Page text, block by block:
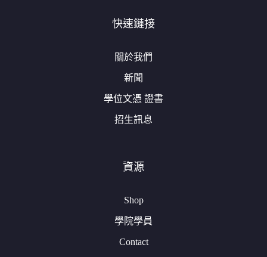
快速鏈接
關於我們
新聞
學位文憑 證書
招生訊息
資源
Shop
學院學員
Contact